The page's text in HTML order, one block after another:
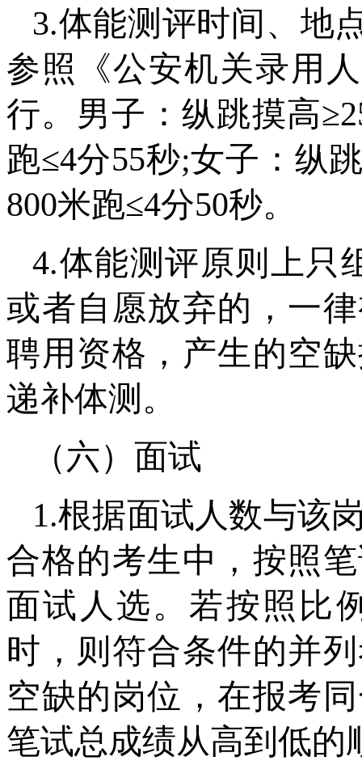
3.体能测评时间、地
参照《公安机关录用
行。男子：纵跳摸高
跑≤4分55秒;女子：纵
800米跑≤4分50秒。
4.体能测评原则上只
或者自愿放弃的，一
聘用资格，产生的空
递补体测。
（六）面试
1.根据面试人数与该
合格的考生中，按照
面试人选。若按照比
时，则符合条件的并
空缺的岗位，在报考
笔试总成绩从高到低的